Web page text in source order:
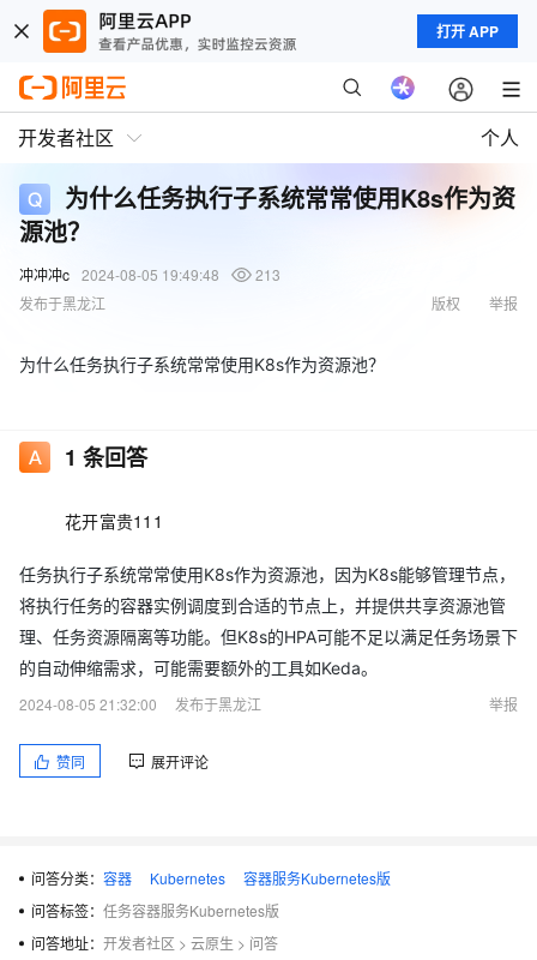
打开 APP
开发者社区 个人
为什么任务执行子系统常常使用K8s作为资
源池？
冲冲冲c 2024-08-05 19:49:48
213
发布于黑龙江
举报
版权
为什么任务执行子系统常常使用K8s作为资源池？
1 条回答
花开富贵111
任务执行子系统常常使用K8s作为资源池，因为K8s能够管理节点，
将执行任务的容器实例调度到合适的节点上，并提供共享资源池管
理、任务资源隔离等功能。但K8s的HPA可能不足以满足任务场景下
的自动伸缩需求，可能需要额外的工具如Keda。
2024-08-05 21:32:00
发布于黑龙江 举报
赞同 展开评论
问答分类： 容器 Kubernetes
容器服务Kubernetes版
问答标签： 任务容器服务Kubernetes版
问答地址： 开发者社区 > 云原生 > 问答